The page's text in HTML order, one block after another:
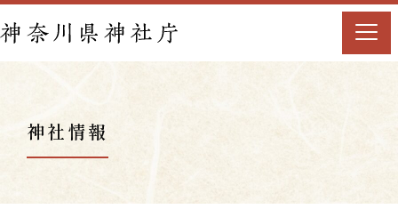
神社情報